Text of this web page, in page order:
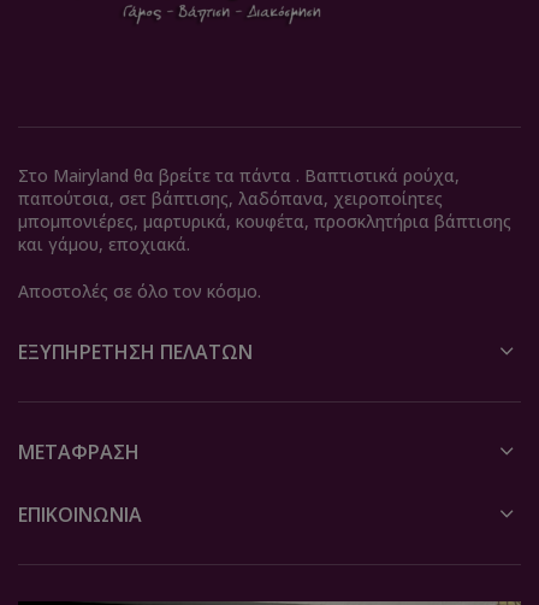
Στο Mairyland θα βρείτε τα πάντα . Βαπτιστικά ρούχα,
παπούτσια, σετ βάπτισης, λαδόπανα, χειροποίητες
μπομπονιέρες, μαρτυρικά, κουφέτα, προσκλητήρια βάπτισης
και γάμου, εποχιακά.
Αποστολές σε όλο τον κόσμο.
ΕΞΥΠΗΡΈΤΗΣΗ ΠΕΛΑΤΏΝ
ΜΕΤΆΦΡΑΣΗ
ΕΠΙΚΟΙΝΩΝΙΑ